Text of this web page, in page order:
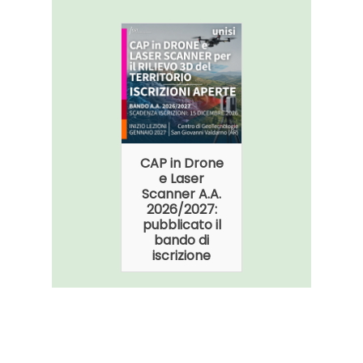
CAP in Drone
e Laser
Scanner A.A.
2026/2027:
pubblicato il
bando di
iscrizione